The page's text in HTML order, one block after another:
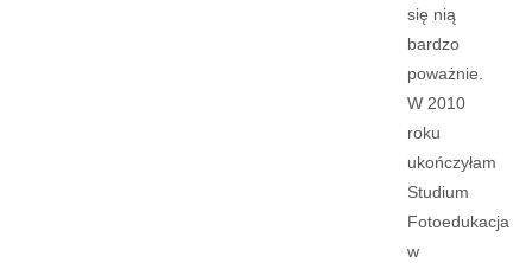
się nią
bardzo
poważnie.
W 2010
roku
ukończyłam
Studium
Fotoedukacja
w